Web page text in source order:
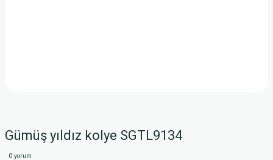
Gümüş yıldız kolye SGTL9134
0 yorum